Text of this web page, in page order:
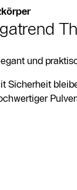
und
Sicherheit